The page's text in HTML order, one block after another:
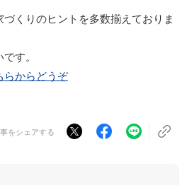
くりのヒントを多数揃えておりま
す。
らからどうぞ
をシェアする